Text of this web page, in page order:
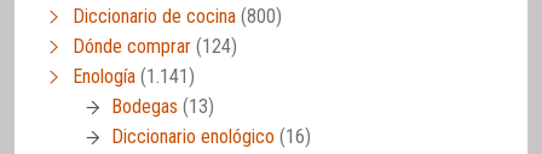
Diccionario de cocina (800)
Dónde comprar (124)
Enología (1.141)
Bodegas (13)
Diccionario enológico (16)